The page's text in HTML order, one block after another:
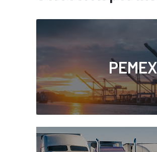
PEMEX